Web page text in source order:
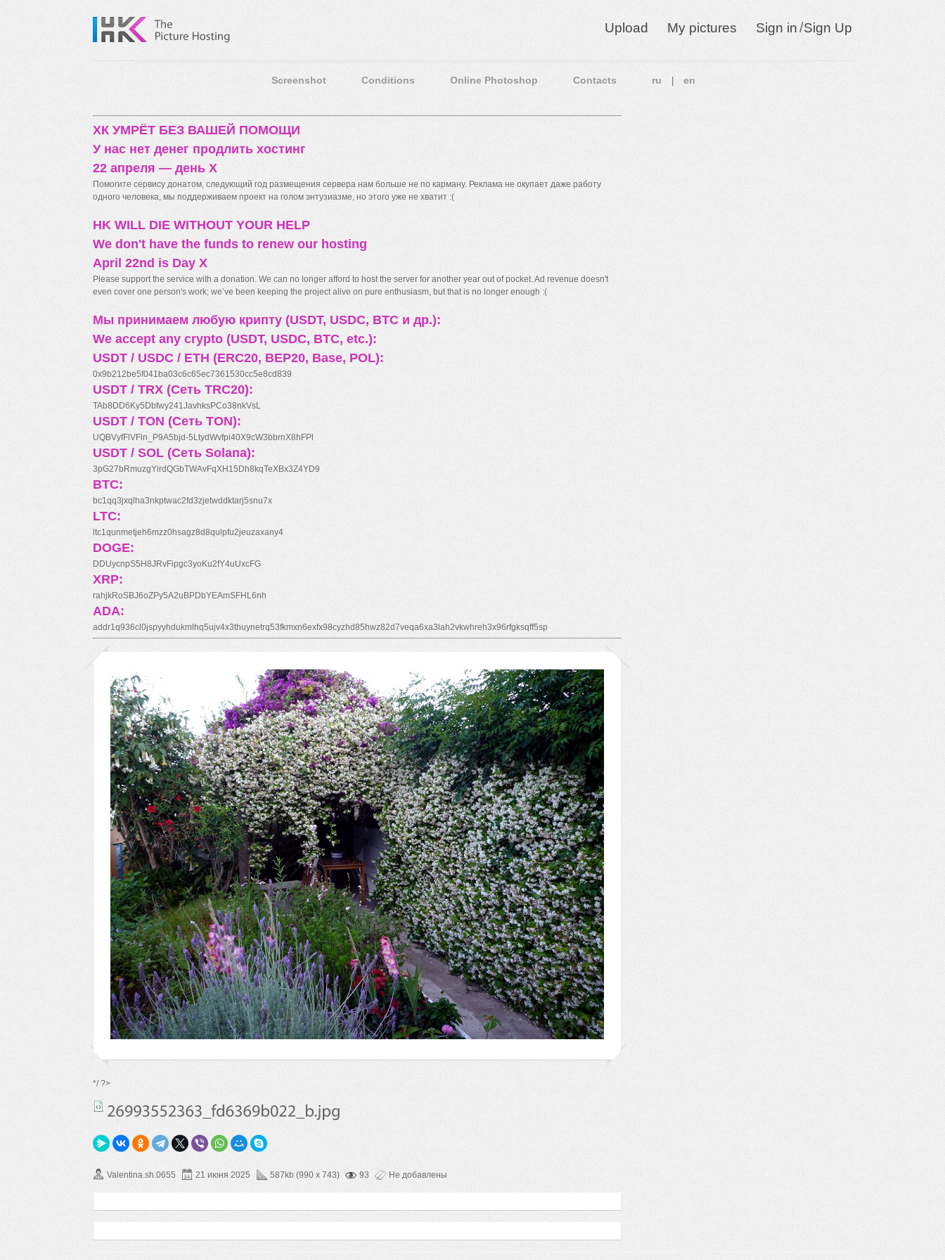
Upload My pictures Sign in/Sign Up
Screenshot Conditions Online Photoshop Contacts ru en
ХК УМРЁТ БЕЗ ВАШЕЙ ПОМОЩИ
У нас нет денег продлить хостинг
22 апреля — день X
Помогите сервису донатом, следующий год размещения сервера нам больше не по карману. Реклама не окупает даже работу
одного человека, мы поддерживаем проект на голом энтузиазме, но этого уже не хватит :(
HK WILL DIE WITHOUT YOUR HELP
We don't have the funds to renew our hosting
April 22nd is Day X
Please support the service with a donation. We can no longer afford to host the server for another year out of pocket. Ad revenue doesn't
even cover one person's work; we’ve been keeping the project alive on pure enthusiasm, but that is no longer enough :(
Мы принимаем любую крипту (USDT, USDC, BTC и др.):
We accept any crypto (USDT, USDC, BTC, etc.):
USDT / USDC / ETH (ERC20, BEP20, Base, POL):
0x9b212be5f041ba03c6c65ec7361530cc5e8cd839
USDT / TRX (Сеть TRC20):
TAb8DD6Ky5Dbfwy241JavhksPCo38nkVsL
USDT / TON (Сеть TON):
UQBVyfFlVFln_P9A5bjd-5LtydWvfpi40X9cW3bbrnX8hFPl
USDT / SOL (Сеть Solana):
3pG27bRmuzgYirdQGbTWAvFqXH15Dh8kqTeXBx3Z4YD9
BTC:
bc1qq3jxqlha3nkptwac2fd3zjetwddktarj5snu7x
LTC:
ltc1qunmetjeh6mzz0hsagz8d8qulpfu2jeuzaxany4
DOGE:
DDUycnpS5H8JRvFipgc3yoKu2fY4uUxcFG
XRP:
rahjkRoSBJ6oZPy5A2uBPDbYEAmSFHL6nh
ADA:
addr1q936cl0jspyyhdukmlhq5ujv4x3thuynetrq53fkmxn6exfx98cyzhd85hwz82d7veqa6xa3lah2vkwhreh3x96rfgksqff5sp
*/ ?>
Valentina.sh.0655 21 июня 2025 587kb (990 x 743) 93 Не добавлены